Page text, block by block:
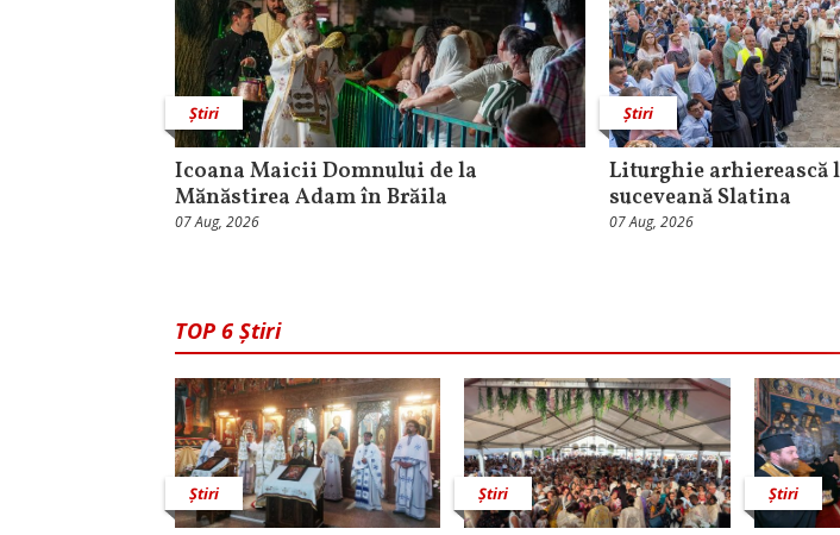
Știri
Icoana Maicii Domnului de la
Mănăstirea Adam în Brăila
07 Aug, 2026
Știri
Liturghie arhierească
suceveană Slatina
07 Aug, 2026
TOP 6 Știri
Știri Știri Știri